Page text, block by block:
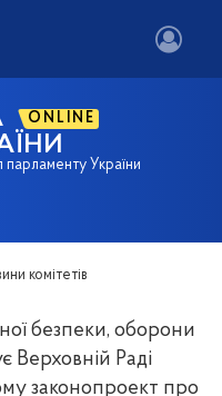
ONLINE
України
комітетів
безпеки, оборони
Верховній Раді
законопроект про